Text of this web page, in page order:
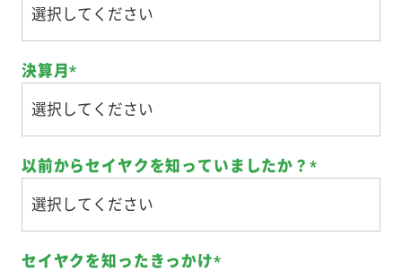
決算月*
以前からセイヤクを知っていましたか？ *
セイヤクを知ったきっかけ*